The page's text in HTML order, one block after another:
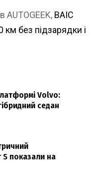
AUTOGEEK, BAIC
км без підзарядки і
Volvo:
седан
показали на